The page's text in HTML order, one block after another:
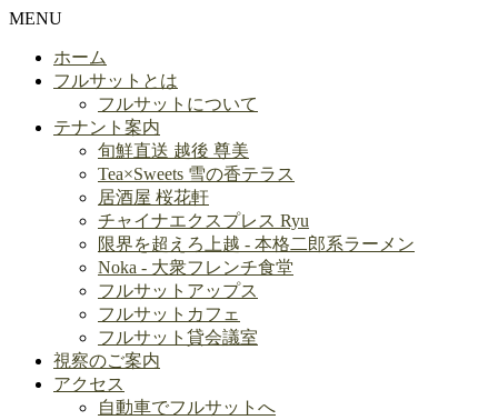
MENU
ホーム
フルサットとは
フルサットについて
テナント案内
旬鮮直送 越後 尊美
Tea×Sweets 雪の香テラス
居酒屋 桜花軒
チャイナエクスプレス Ryu
限界を超えろ上越 - 本格二郎系ラーメン
Noka - 大衆フレンチ食堂
フルサットアップス
フルサットカフェ
フルサット貸会議室
視察のご案内
アクセス
自動車でフルサットへ